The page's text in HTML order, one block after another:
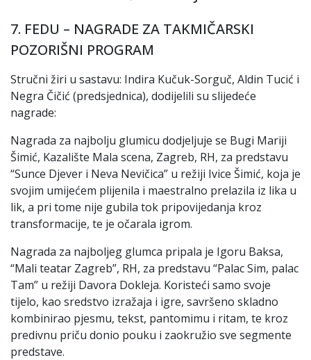
7. FEDU – NAGRADE ZA TAKMIČARSKI
POZORIŠNI PROGRAM
Stručni žiri u sastavu: Indira Kučuk-Sorguč, Aldin Tucić i
Negra Čičić (predsjednica), dodijelili su slijedeće
nagrade:
Nagrada za najbolju glumicu dodjeljuje se Bugi Mariji
Šimić, Kazalište Mala scena, Zagreb, RH, za predstavu
“Sunce Djever i Neva Nevičica” u režiji Ivice Šimić, koja je
svojim umijećem plijenila i maestralno prelazila iz lika u
lik, a pri tome nije gubila tok pripovijedanja kroz
transformacije, te je očarala igrom.
Nagrada za najboljeg glumca pripala je Igoru Baksa,
“Mali teatar Zagreb”, RH, za predstavu “Palac Sim, palac
Tam” u režiji Davora Dokleja. Koristeći samo svoje
tijelo, kao sredstvo izražaja i igre, savršeno skladno
kombinirao pjesmu, tekst, pantomimu i ritam, te kroz
predivnu priču donio pouku i zaokružio sve segmente
predstave.